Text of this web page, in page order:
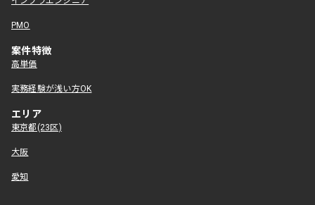
PMO
案件特徴
高単価
実務経験が浅い方OK
エリア
東京都(23区)
大阪
愛知